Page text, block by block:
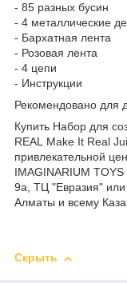
- 85 разных бусин
- 4 металлические
- Бархатная лента
- Розовая лента
- 4 цепи
- Инструкции
Рекомендовано для
Купить Набор для
REAL Make It Real
привлекательной
IMAGINARIUM
9а, ТЦ "Евразия" или
Алматы и всему
Скрыть